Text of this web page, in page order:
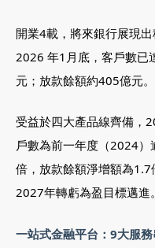
開業4載，將來銀行展現
2026 年1月底，客戶數已
元；放款餘額約405億元。
受益於四大產品線齊備，
戶數為前一年度（2024
倍，放款餘額淨增額為
2027年轉虧為盈目標邁進。
一站式金融平台：9大服